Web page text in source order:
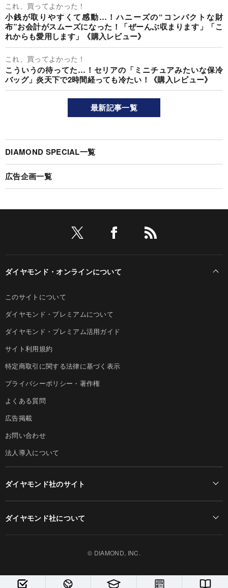
これ、買ってよかった！
小銭が取りやすくて感動…！ハニーズの“コンパクトな財
布”お会計がスムーズになった！「ぜーんぶ収まります」「こ
れからも愛用します」《購入レビュー》
これ、買ってよかった！
こういうの待ってた…！セリアの「ミニチュアみたいな保冷
バッグ」炎天下で2時間経っても冷たい！《購入レビュー》
最新記事一覧
DIAMOND SPECIAL一覧
広告企画一覧
ダイヤモンド・オンラインについて
このサイトについて
ダイヤモンド・プレミアムについて
ダイヤモンド・プレミアム活用ガイド
サイト利用規約
特定商取引に関する法律に基づく表示
プライバシーポリシー・著作権
よくある質問
広告掲載
お問い合わせ
法人導入について
ダイヤモンド社のサイト
書籍オンライン
ダイヤモンド社について
採用情報
© DIAMOND, INC.